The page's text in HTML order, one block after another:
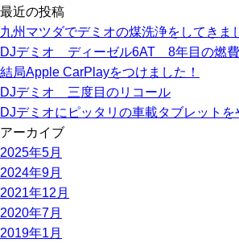
最近の投稿
九州マツダでデミオの煤洗浄をしてきま
DJデミオ ディーゼル6AT 8年目の燃費
結局Apple CarPlayをつけました！
DJデミオ 三度目のリコール
DJデミオにピッタリの車載タブレットを
アーカイブ
2025年5月
2024年9月
2021年12月
2020年7月
2019年1月